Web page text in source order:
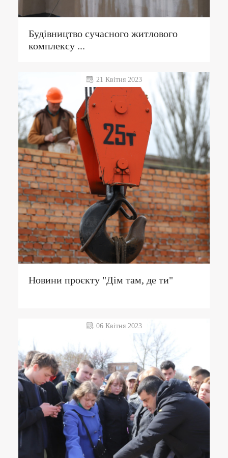
Будівництво сучасного житлового
комплексу ...
Новини проєкту "Дім там, де ти"
21 Квітня 2023
06 Квітня 2023